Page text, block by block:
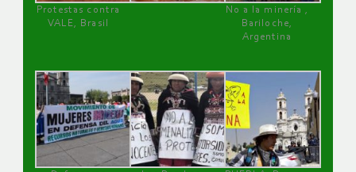
Protestas contra
VALE, Brasil
No a la minería ,
Bariloche,
Argentina